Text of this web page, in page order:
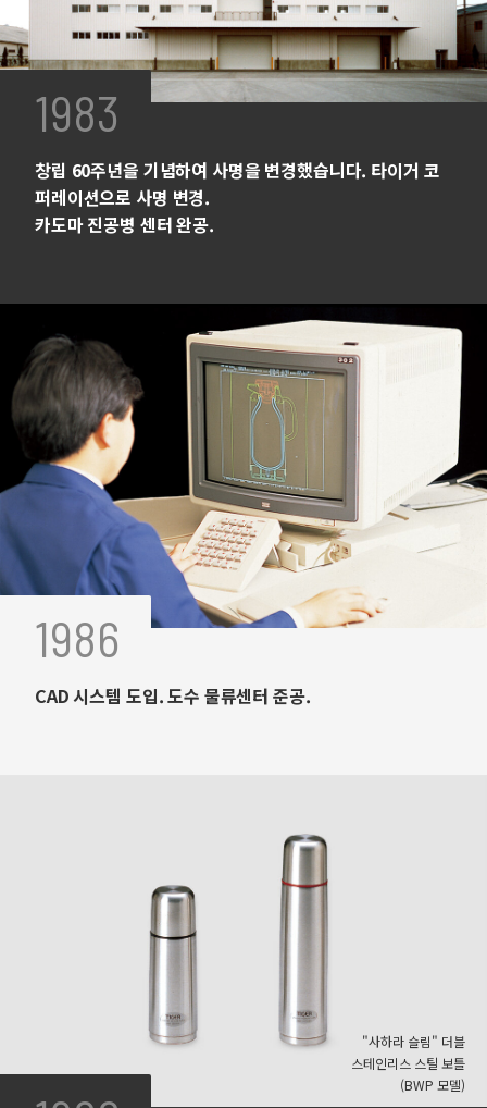
1983
창립 60주년을 기념하여 사명을 변경했습니다. 타이거 코
퍼레이션으로 사명 변경.
카도마 진공병 센터 완공.
1986
CAD 시스템 도입. 도수 물류센터 준공.
"사하라 슬림" 더블
스테인리스 스틸 보틀
(BWP 모델)